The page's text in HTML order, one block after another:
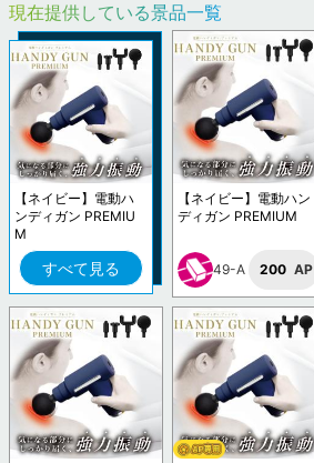
現在提供している景品一覧
【ネイビー】電動ハ
ンディガン PREMIU
M
すべて見る
【ネイビー】電動ハン
ディガン PREMIUM
49-A 200 AP